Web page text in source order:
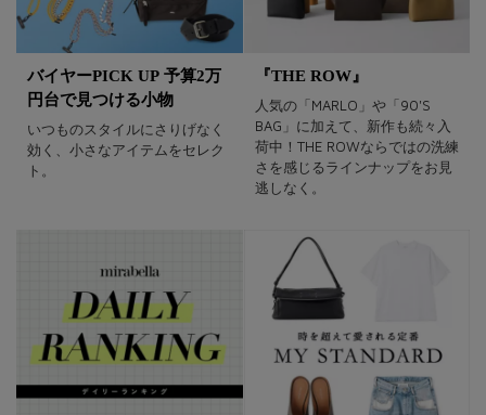
バイヤーPICK UP 予算2万
円台で見つける小物
いつものスタイルにさりげなく
効く、小さなアイテムをセレク
ト。
『THE ROW』
人気の「MARLO」や「90'S
BAG」に加えて、新作も続々入
荷中！THE ROWならではの洗練
さを感じるラインナップをお見
逃しなく。